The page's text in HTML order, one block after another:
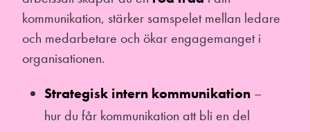
kommunikation, stärker samspelet mellan ledare
och medarbetare och ökar engagemanget i
organisationen.
Strategisk intern kommunikation –
hur du får kommunikation att bli en del